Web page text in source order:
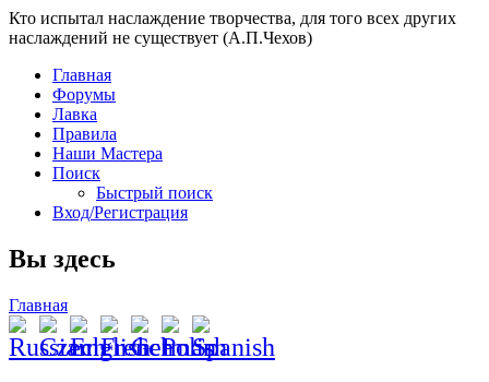
Кто испытал наслаждение творчества, для того всех других
наслаждений не существует (А.П.Чехов)
Главная
Форумы
Лавка
Правила
Наши Мастера
Поиск
Быстрый поиск
Вход/Регистрация
Вы здесь
Главная